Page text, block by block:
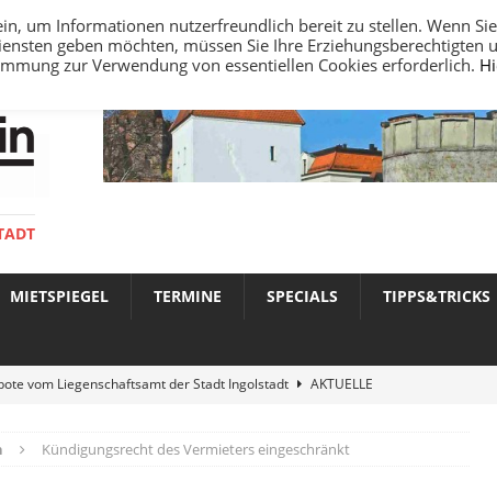
MIETSPIEGEL TERMINE SPECIALS TIPPS&TRICKS
vom Liegenschaftsamt der Stadt Ingolstadt
AKTUELLE
2026 in Ingolstadt
AKTUELLE NACHRICHTEN
Kündigungsrecht des Vermieters eingeschränkt
um Informationen nutzerfreundlich bereit zu stellen. Wenn
geben möchten, müssen Sie Ihre Erziehungsberechtigten
zur Verwendung von essentiellen Cookies erforderlich.